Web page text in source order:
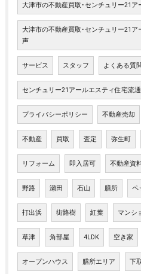
大津市の不動産買取･センチュリー21ア
大津市の不動産買取･センチュリー21
声
サービス スタッフ よくある質
センチュリー21アールエスティ住宅流通
プライバシーポリシー 不動産売却
不動産 買取 査定 弥生町
リフォーム 即入居可 不動産資
野路 瀬田 石山 膳所 ペ
打出浜 街路樹 紅葉 マンシ
草津 角部屋 4LDK 空き家
オープンハウス 膳所エリア 下